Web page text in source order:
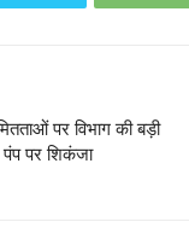
पर विभाग की बड़ी
पर शिकंजा